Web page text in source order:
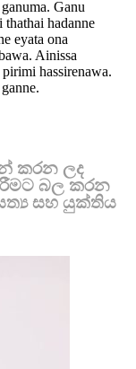
කරන ලද
බල කරන
සහ යුක්තිය